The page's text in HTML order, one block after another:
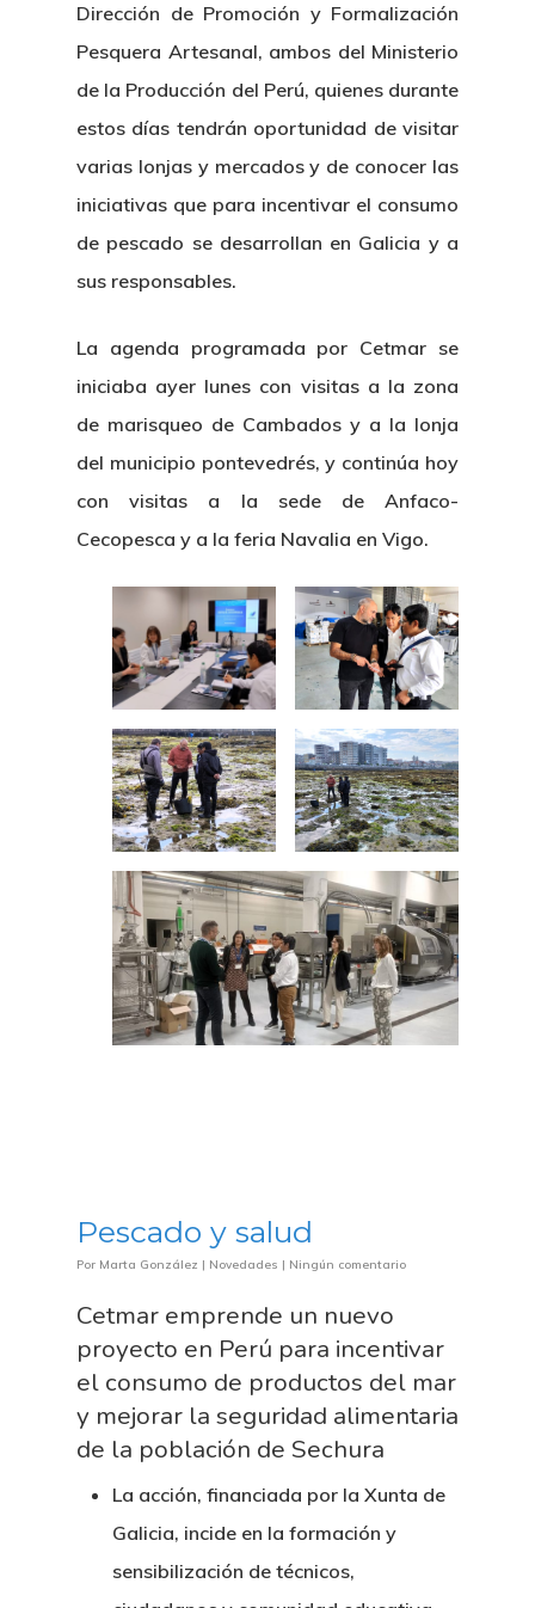
Dirección de Promoción y Formalización
Pesquera Artesanal, ambos del Ministerio
de la Producción del Perú, quienes durante
estos días tendrán oportunidad de visitar
varias lonjas y mercados y de conocer las
iniciativas que para incentivar el consumo
de pescado se desarrollan en Galicia y a
sus responsables.
La agenda programada por Cetmar se
iniciaba ayer lunes con visitas a la zona
de marisqueo de Cambados y a la lonja
del municipio pontevedrés, y continúa hoy
con visitas a la sede de Anfaco-
Cecopesca y a la feria Navalia en Vigo.
Pescado y salud
Por Marta González | Novedades | Ningún comentario
Cetmar emprende un nuevo
proyecto en Perú para incentivar
el consumo de productos del mar
y mejorar la seguridad alimentaria
de la población de Sechura
La acción, financiada por la Xunta de
Galicia, incide en la formación y
sensibilización de técnicos,
Nosotros
Organización
Directorio De Personal
Patronato
Identidad Corporativa
Contacto
Novedades
Actualidad
Eventos
Proyectos
Publicaciones
Memoria
Contratación